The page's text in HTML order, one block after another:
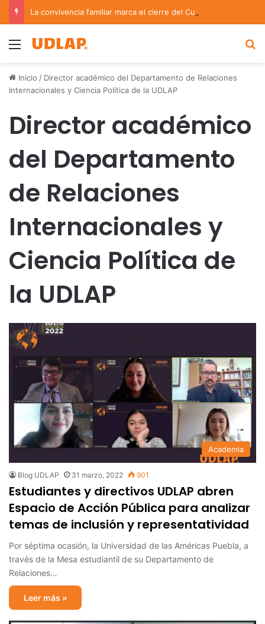
Menu
Inicio / Director académico del Departamento de Relaciones
Internacionales y Ciencia Política de la UDLAP
Director académico
del Departamento
de Relaciones
Internacionales y
Ciencia Política de
la UDLAP
Academia
Blog UDLAP 31 marzo, 2022 901
Estudiantes y directivos UDLAP abren
Espacio de Acción Pública para analizar
temas de inclusión y representatividad
Por séptima ocasión, la Universidad de las Américas Puebla, a
través de la Mesa estudiantil de su Departamento de
Relaciones…
Leer más »